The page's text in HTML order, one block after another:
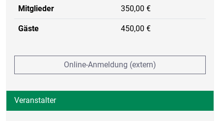
Mitglieder 350,00 €
Gäste 450,00 €
Online-Anmeldung (extern)
Veranstalter